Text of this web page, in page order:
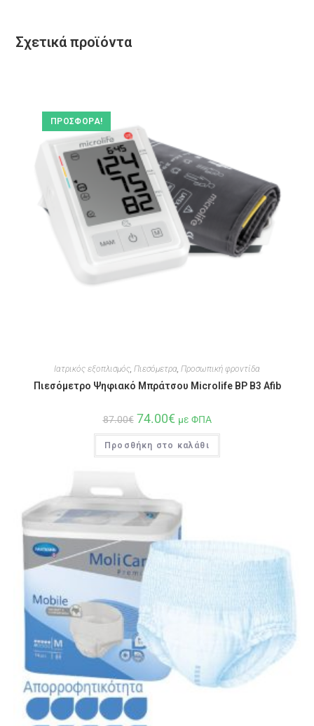
Σχετικά προϊόντα
ΠΡΟΣΦΟΡΆ!
Ιατρικός εξοπλισμός, Πιεσόμετρα, Προσωπική φροντίδα
Πιεσόμετρο Ψηφιακό Μπράτσου Microlife BP B3 Afib
87.00€ 74.00€ με ΦΠΑ
Προσθήκη στο καλάθι